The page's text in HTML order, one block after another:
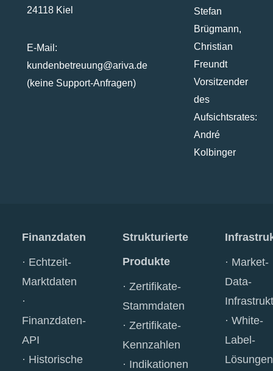
24118 Kiel
E-Mail:
kundenbetreuung@ariva.de
(keine Support-Anfragen)
Stefan
Brügmann,
Christian
Freundt
Vorsitzender
des
Aufsichtsrates:
André
Kolbinger
Finanzdaten
Echtzeit-
Marktdaten
Finanzdaten-
API
Historische
Strukturierte
Produkte
Zertifikate-
Stammdaten
Zertifikate-
Kennzahlen
Indikationen
Market-
Data-
White-
Label-
Lösungen